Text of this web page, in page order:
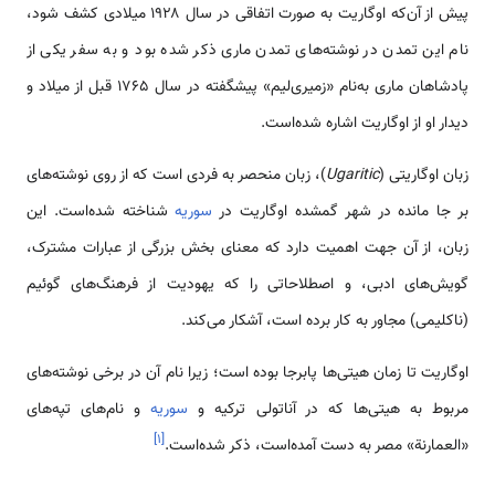
پیش از آن‌که اوگاریت به صورت اتفاقی در سال ۱۹۲۸ میلادی کشف شود،
نام این تمدن در نوشته‌های تمدن ماری ذکر شده بود و به سفر یکی از
پادشاهان ماری به‌نام «زمیری‌لیم» پیش­گفته در سال ۱۷۶۵ قبل از میلاد و
دیدار او از اوگاریت اشاره شده‌است.
زبان اوگاریتی (Ugaritic)، زبان منحصر به فردی است که از روی نوشته‌های
بر جا مانده در شهر گمشده اوگاریت در سوریهشناخته شده‌است. این
زبان، از آن جهت اهمیت دارد که معنای بخش بزرگی از عبارات مشترک،
گویش‌های ادبی، و اصطلاحاتی را که یهودیت از فرهنگ‌های گوئیم
(ناکلیمی) مجاور به کار برده است، آشکار می‌کند.
اوگاریت تا زمان هیتی‌ها پابرجا بوده است؛ زیرا نام آن در برخی نوشته‌های
مربوط به هیتی‌ها که در آناتولی ترکیه و سوریهو نام‌های تپه‌های
«العمارنة» مصر به دست آمده‌است، ذکر شده‌است.[۱]